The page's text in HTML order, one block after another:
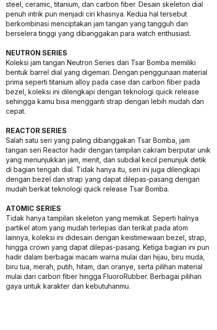
steel, ceramic, titanium, dan carbon fiber. Desain skeleton dial
penuh intrik pun menjadi ciri khasnya. Kedua hal tersebut
berkombinasi menciptakan jam tangan yang tangguh dan
berselera tinggi yang dibanggakan para watch enthusiast.
NEUTRON SERIES
Koleksi jam tangan Neutron Series dari Tsar Bomba memiliki
bentuk barrel dial yang digemari. Dengan penggunaan material
prima seperti titanium alloy pada case dan carbon fiber pada
bezel, koleksi ini dilengkapi dengan teknologi quick release
sehingga kamu bisa mengganti strap dengan lebih mudah dan
cepat.
REACTOR SERIES
Salah satu seri yang paling dibanggakan Tsar Bomba, jam
tangan seri Reactor hadir dengan tampilan cakram berputar unik
yang menunjukkan jam, menit, dan subdial kecil penunjuk detik
di bagian tengah dial. Tidak hanya itu, seri ini juga dilengkapi
dengan bezel dan strap yang dapat dilepas-pasang dengan
mudah berkat teknologi quick release Tsar Bomba.
ATOMIC SERIES
Tidak hanya tampilan skeleton yang memikat. Seperti halnya
partikel atom yang mudah terlepas dan terikat pada atom
lainnya, koleksi ini didesain dengan keistimewaan bezel, strap,
hingga crown yang dapat dilepas-pasang. Ketiga bagian ini pun
hadir dalam berbagai macam warna mulai dari hijau, biru muda,
biru tua, merah, putih, hitam, dan oranye, serta pilihan material
mulai dari carbon fiber hingga FluoroRubber. Berbagai pilihan
gaya untuk karakter dan kebutuhanmu.